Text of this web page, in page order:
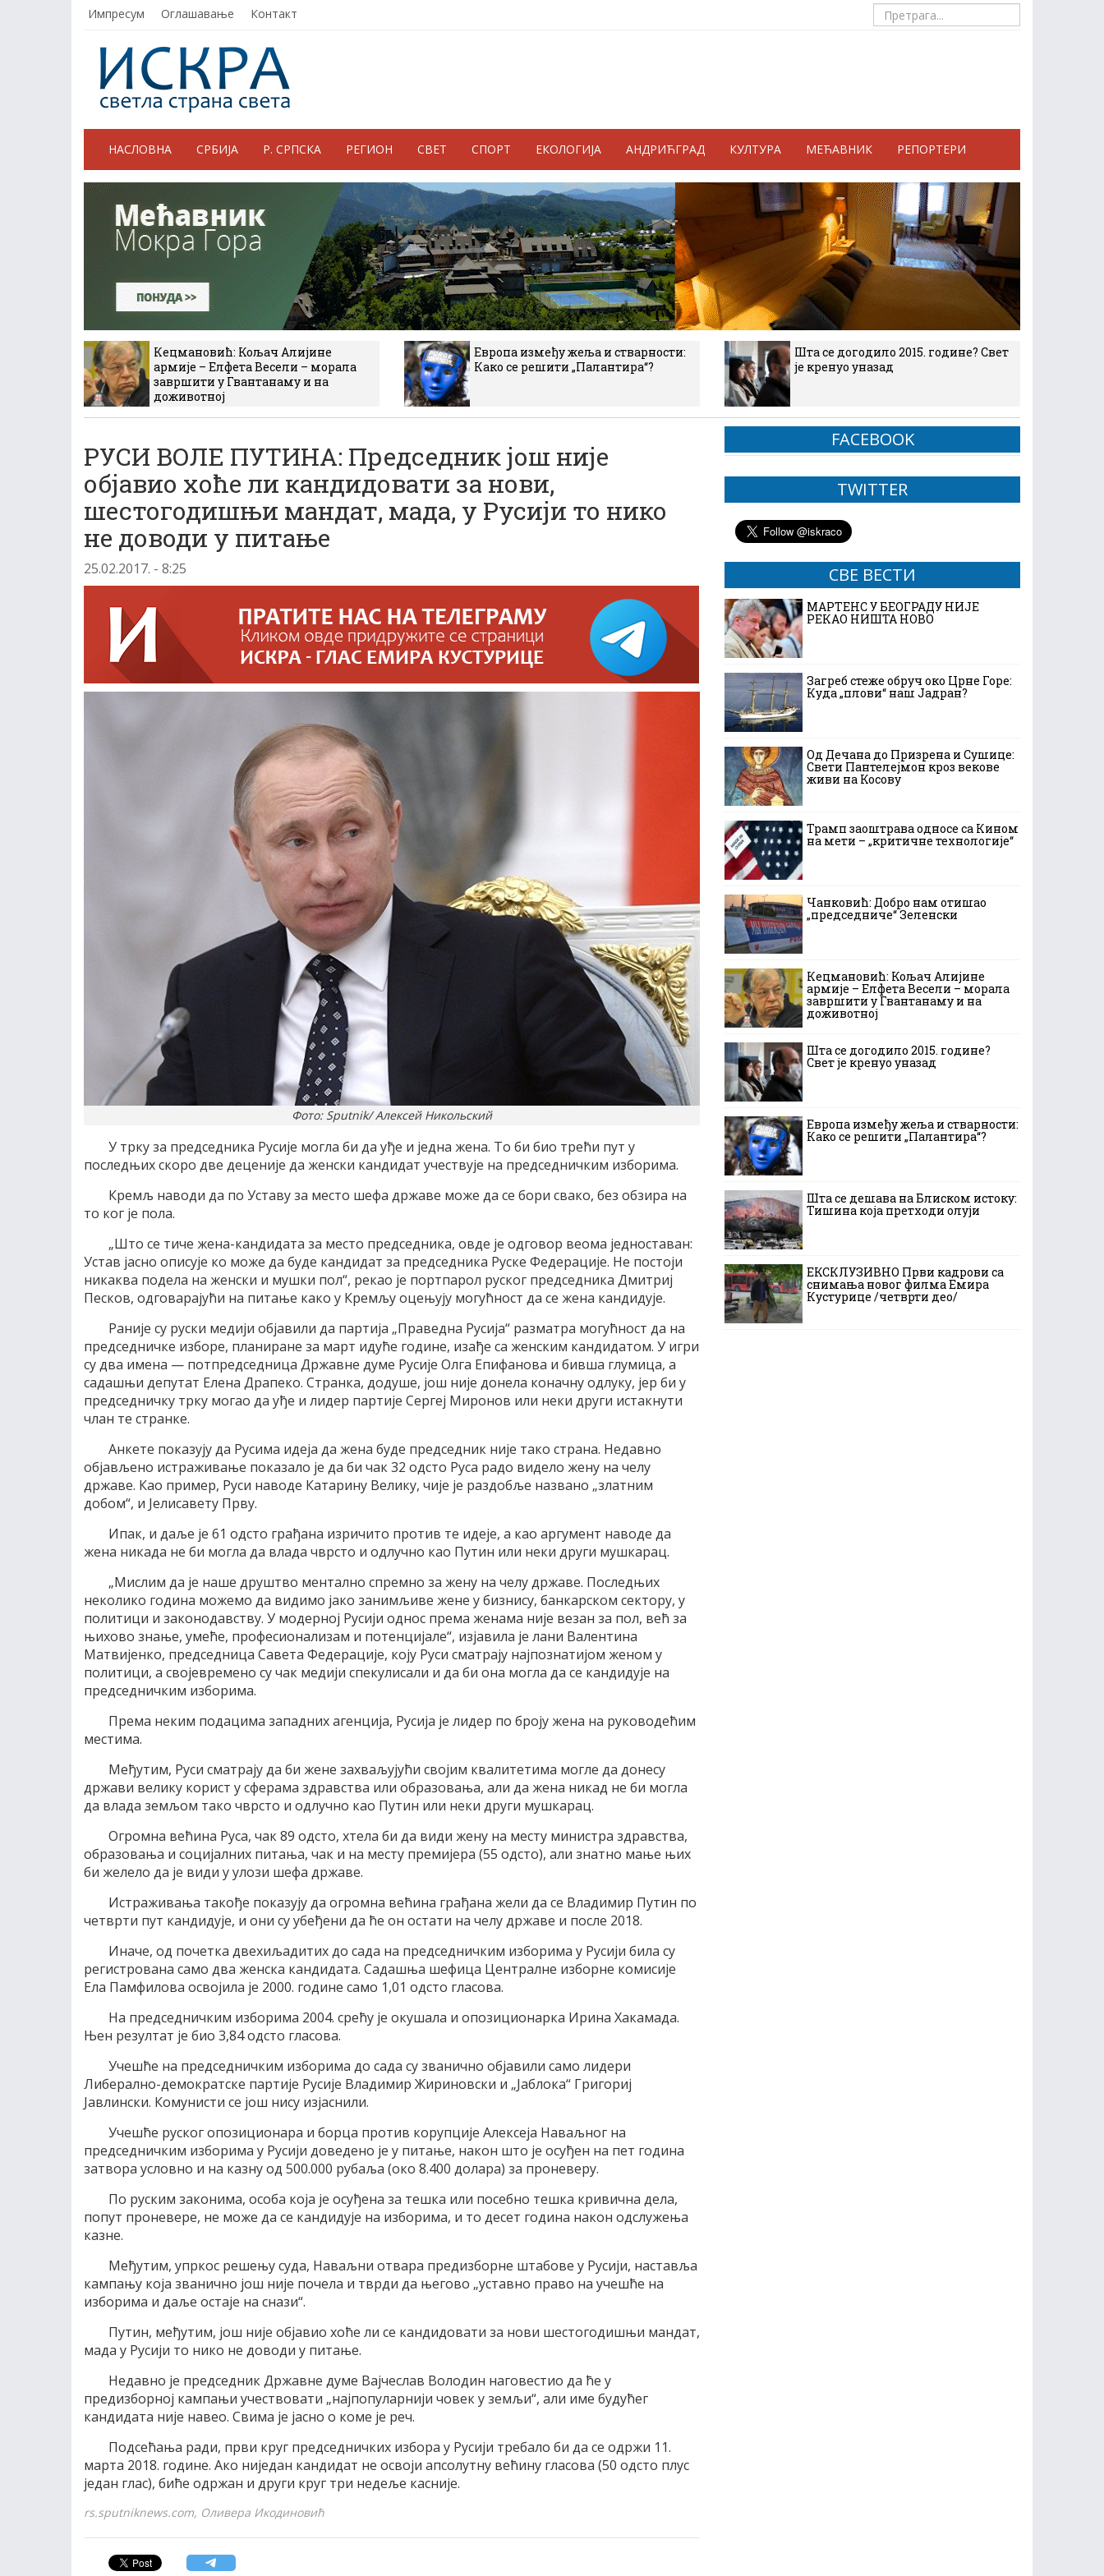
Импресум Оглашавање Контакт
НАСЛОВНА СРБИЈА Р. СРПСКА РЕГИОН СВЕТ СПОРТ ЕКОЛОГИЈА АНДРИЋГРАД КУЛТУРА МЕЋАВНИК РЕПОРТЕРИ
Кецмановић: Кољач Алијине
армије – Елфета Весели – морала
завршити у Гвантанаму и на
доживотној
Европа између жеља и стварности:
Како се решити „Палантира“?
Шта се догодило 2015. године? Свет
је кренуо уназад
РУСИ ВОЛЕ ПУТИНА: Председник још није
објавио хоће ли кандидовати за нови,
шестогодишњи мандат, мада, у Русији то нико
не доводи у питање
25.02.2017. - 8:25
Фото: Sputnik/ Алексей Никольский
У трку за председника Русије могла би да уђе и једна жена. То би био трећи пут у
последњих скоро две деценије да женски кандидат учествује на председничким изборима.
Кремљ наводи да по Уставу за место шефа државе може да се бори свако, без обзира на
то ког је пола.
„Што се тиче жена-кандидата за место председника, овде је одговор веома једноставан:
Устав јасно описује ко може да буде кандидат за председника Руске Федерације. Не постоји
никаква подела на женски и мушки пол“, рекао је портпарол руског председника Дмитриј
Песков, одговарајући на питање како у Кремљу оцењују могућност да се жена кандидује.
Раније су руски медији објавили да партија „Праведна Русија“ разматра могућност да на
председничке изборе, планиране за март идуће године, изађе са женским кандидатом. У игри
су два имена — потпредседница Државне думе Русије Олга Епифанова и бивша глумица, а
садашњи депутат Елена Драпеко. Странка, додуше, још није донела коначну одлуку, јер би у
председничку трку могао да уђе и лидер партије Сергеј Миронов или неки други истакнути
члан те странке.
Анкете показују да Русима идеја да жена буде председник није тако страна. Недавно
објављено истраживање показало је да би чак 32 одсто Руса радо видело жену на челу
државе. Као пример, Руси наводе Катарину Велику, чије је раздобље названо „златним
добом“, и Јелисавету Прву.
Ипак, и даље је 61 одсто грађана изричито против те идеје, а као аргумент наводе да
жена никада не би могла да влада чврсто и одлучно као Путин или неки други мушкарац.
„Мислим да је наше друштво ментално спремно за жену на челу државе. Последњих
неколико година можемо да видимо јако занимљиве жене у бизнису, банкарском сектору, у
политици и законодавству. У модерној Русији однос према женама није везан за пол, већ за
њихово знање, умеће, професионализам и потенцијале“, изјавила је лани Валентина
Матвијенко, председница Савета Федерације, коју Руси сматрају најпознатијом женом у
политици, а својевремено су чак медији спекулисали и да би она могла да се кандидује на
председничким изборима.
Према неким подацима западних агенција, Русија је лидер по броју жена на руководећим
местима.
Међутим, Руси сматрају да би жене захваљујући својим квалитетима могле да донесу
држави велику корист у сферама здравства или образовања, али да жена никад не би могла
да влада земљом тако чврсто и одлучно као Путин или неки други мушкарац.
Огромна већина Руса, чак 89 одсто, хтела би да види жену на месту министра здравства,
образовања и социјалних питања, чак и на месту премијера (55 одсто), али знатно мање њих
би желело да је види у улози шефа државе.
Истраживања такође показују да огромна већина грађана жели да се Владимир Путин по
четврти пут кандидује, и они су убеђени да ће он остати на челу државе и после 2018.
Иначе, од почетка двехиљадитих до сада на председничким изборима у Русији била су
регистрована само два женска кандидата. Садашња шефица Централне изборне комисије
Ела Памфилова освојила је 2000. године само 1,01 одсто гласова.
На председничким изборима 2004. срећу је окушала и опозиционарка Ирина Хакамада.
Њен резултат је био 3,84 одсто гласова.
Учешће на председничким изборима до сада су званично објавили само лидери
Либерално-демократске партије Русије Владимир Жириновски и „Јаблока“ Григориј
Јавлински. Комунисти се још нису изјаснили.
Учешће руског опозиционара и борца против корупције Алексеја Наваљног на
председничким изборима у Русији доведено је у питање, након што је осуђен на пет година
затвора условно и на казну од 500.000 рубаља (око 8.400 долара) за проневеру.
По руским законима, особа која је осуђена за тешка или посебно тешка кривична дела,
попут проневере, не може да се кандидује на изборима, и то десет година након одслужења
казне.
Међутим, упркос решењу суда, Наваљни отвара предизборне штабове у Русији, наставља
кампању која званично још није почела и тврди да његово „уставно право на учешће на
изборима и даље остаје на снази“.
Путин, међутим, још није објавио хоће ли се кандидовати за нови шестогодишњи мандат,
мада у Русији то нико не доводи у питање.
Недавно је председник Државне думе Вајчеслав Володин наговестио да ће у
предизборној кампањи учествовати „најпопуларнији човек у земљи“, али име будућег
кандидата није навео. Свима је јасно о коме је реч.
Подсећања ради, први круг председничких избора у Русији требало би да се одржи 11.
марта 2018. године. Ако ниједан кандидат не освоји апсолутну већину гласова (50 одсто плус
један глас), биће одржан и други круг три недеље касније.
rs.sputniknews.com, Оливера Икодиновић
FACEBOOK
TWITTER
СВЕ ВЕСТИ
МАРТЕНС У БЕОГРАДУ НИЈЕ
РЕКАО НИШТА НОВО
Загреб стеже обруч око Црне Горе:
Куда „плови“ наш Јадран?
Од Дечана до Призрена и Сушице:
Свети Пантелејмон кроз векове
живи на Косову
Трамп заоштрава односе са Кином
на мети – „критичне технологије“
Чанковић: Добро нам отишао
„председниче“ Зеленски
Кецмановић: Кољач Алијине
армије – Елфета Весели – морала
завршити у Гвантанаму и на
доживотној
Шта се догодило 2015. године?
Свет је кренуо уназад
Европа између жеља и стварности:
Како се решити „Палантира“?
Шта се дешава на Блиском истоку:
Тишина која претходи олуји
ЕКСКЛУЗИВНО Први кадрови са
снимања новог филма Емира
Кустурице /четврти део/